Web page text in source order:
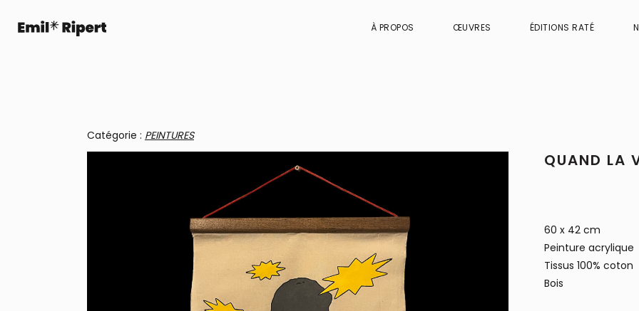
À PROPOS ŒUVRES ÉDITIONS RATÉ
Catégorie : PEINTURES
QUAND LA
60 x 42 cm
Peinture acrylique
Tissus 100% coton
Bois